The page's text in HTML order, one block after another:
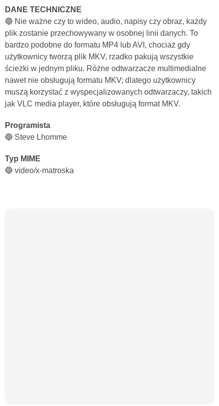
DANE TECHNICZNE
🔵 Nie ważne czy to wideo, audio, napisy czy obraz, każdy
plik zostanie przechowywany w osobnej linii danych. To
bardzo podobne do formatu MP4 lub AVI, chociaż gdy
użytkownicy tworzą plik MKV, rzadko pakują wszystkie
ścieżki w jednym pliku. Różne odtwarzacze multimedialne
nawet nie obsługują formatu MKV; dlatego użytkownicy
muszą korzystać z wyspecjalizowanych odtwarzaczy, takich
jak VLC media player, które obsługują format MKV.
Programista
🔵 Steve Lhomme
Typ MIME
🔵 video/x-matroska